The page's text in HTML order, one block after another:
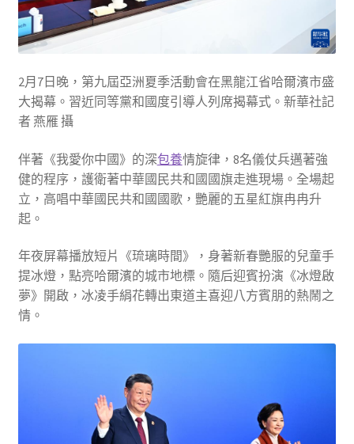
2月7日晚，第九屆亞洲夏季活動會在黑龍江省哈爾濱市盛
大揭幕。習近同等黨和國度引導人列席揭幕式。新華社記
者 燕雁 攝
伴著《我愛你中國》的深包養情旋律，8名儀仗兵邁著強
健的程序，護衛著中華國民共和國國旗走進現場。全場起
立，高唱中華國民共和國國歌，艷麗的五星紅旗冉冉升
起。
年夜屏幕播放短片《琉璃時間》，身著新春艷服的兒童手
提冰燈，點亮哈爾濱的城市地標。隨后迎賓扮演《冰燈啟
夢》開啟，冰凌手絹花轉出東道主喜迎八方賓朋的熱鬧之
情。